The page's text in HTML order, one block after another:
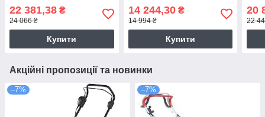
22 381,38 ₴
24 066 ₴
Купити
14 244,30₴
14 994 ₴
Купити
20
22
Акційні пропозиції та новинки
–7% –7%